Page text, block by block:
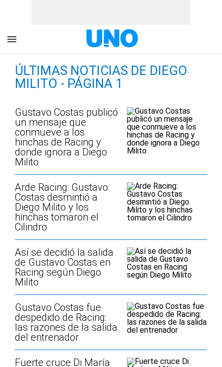
ÚLTIMAS NOTICIAS DE DIEGO
MILITO - PÁGINA 1
Gustavo Costas publicó
un mensaje que
conmueve a los
hinchas de Racing y
donde ignora a Diego
Milito
Arde Racing: Gustavo
Costas desmintió a
Diego Milito y los
hinchas tomaron el
Cilindro
Así se decidió la salida
de Gustavo Costas en
Racing según Diego
Milito
Gustavo Costas fue
despedido de Racing:
las razones de la salida
del entrenador
Fuerte cruce Di María